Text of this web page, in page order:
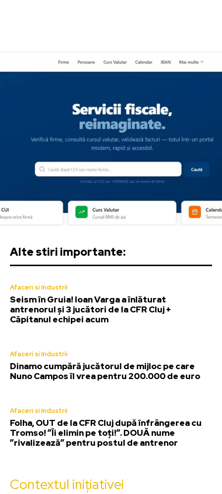
Alte stiri importante:
Afaceri si Industrii
Seism în Gruia! Ioan Varga a înlăturat
antrenorul și 3 jucători de la CFR Cluj +
Căpitanul echipei acum
Afaceri si Industrii
Dinamo cumpără jucătorul de mijloc pe care
Nuno Campos îl vrea pentru 200.000 de euro
Afaceri si Industrii
Folha, OUT de la CFR Cluj după înfrângerea cu
Tromso! ”Îi elimin pe toți!”. DOUĂ nume
”rivalizează” pentru postul de antrenor
Contextul inițiativei